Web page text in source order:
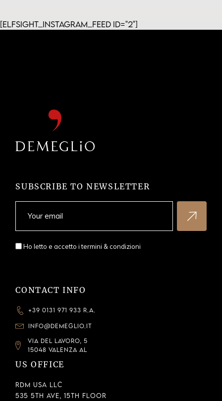
A. SOMA SRL
Indicazioni
ADDESSI JEWELERS
Indicazioni
AIROLDI FAUSTO GIOIELLI S.N.C.
Indicazioni
ALBERT JOYEROS - LANZAMARTIN SLU
CANARIA
[elfsight_instagram_feed id="2"]
SUBSCRIBE TO NEWSLETTER
Ho letto e accetto itermini & condizioni
CONTACT INFO
+39 0131 971 933 R.A.
INFO@DEMEGLIO.IT
VIA DEL LAVORO, 5
15048 VALENZA AL
US OFFICE
RDM USA LLC
535 5th Ave, 15th Floor